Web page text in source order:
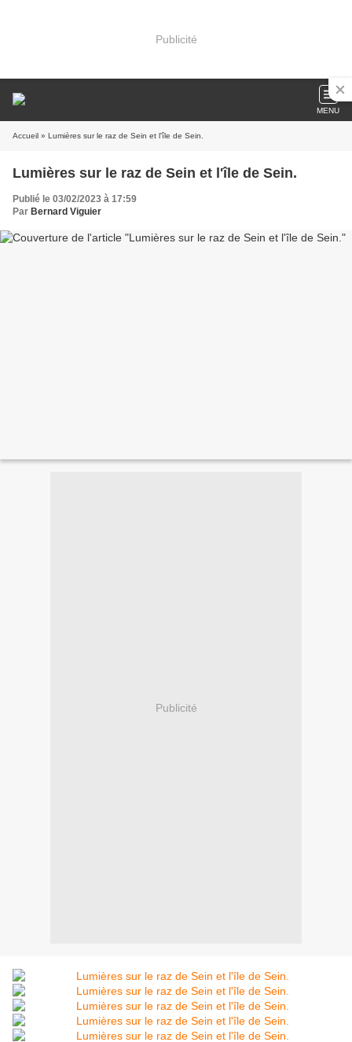
Publicité
MENU
Accueil » Lumières sur le raz de Sein et l'île de Sein.
Lumières sur le raz de Sein et l'île de Sein.
Publié le 03/02/2023 à 17:59
Par Bernard Viguier
Publicité